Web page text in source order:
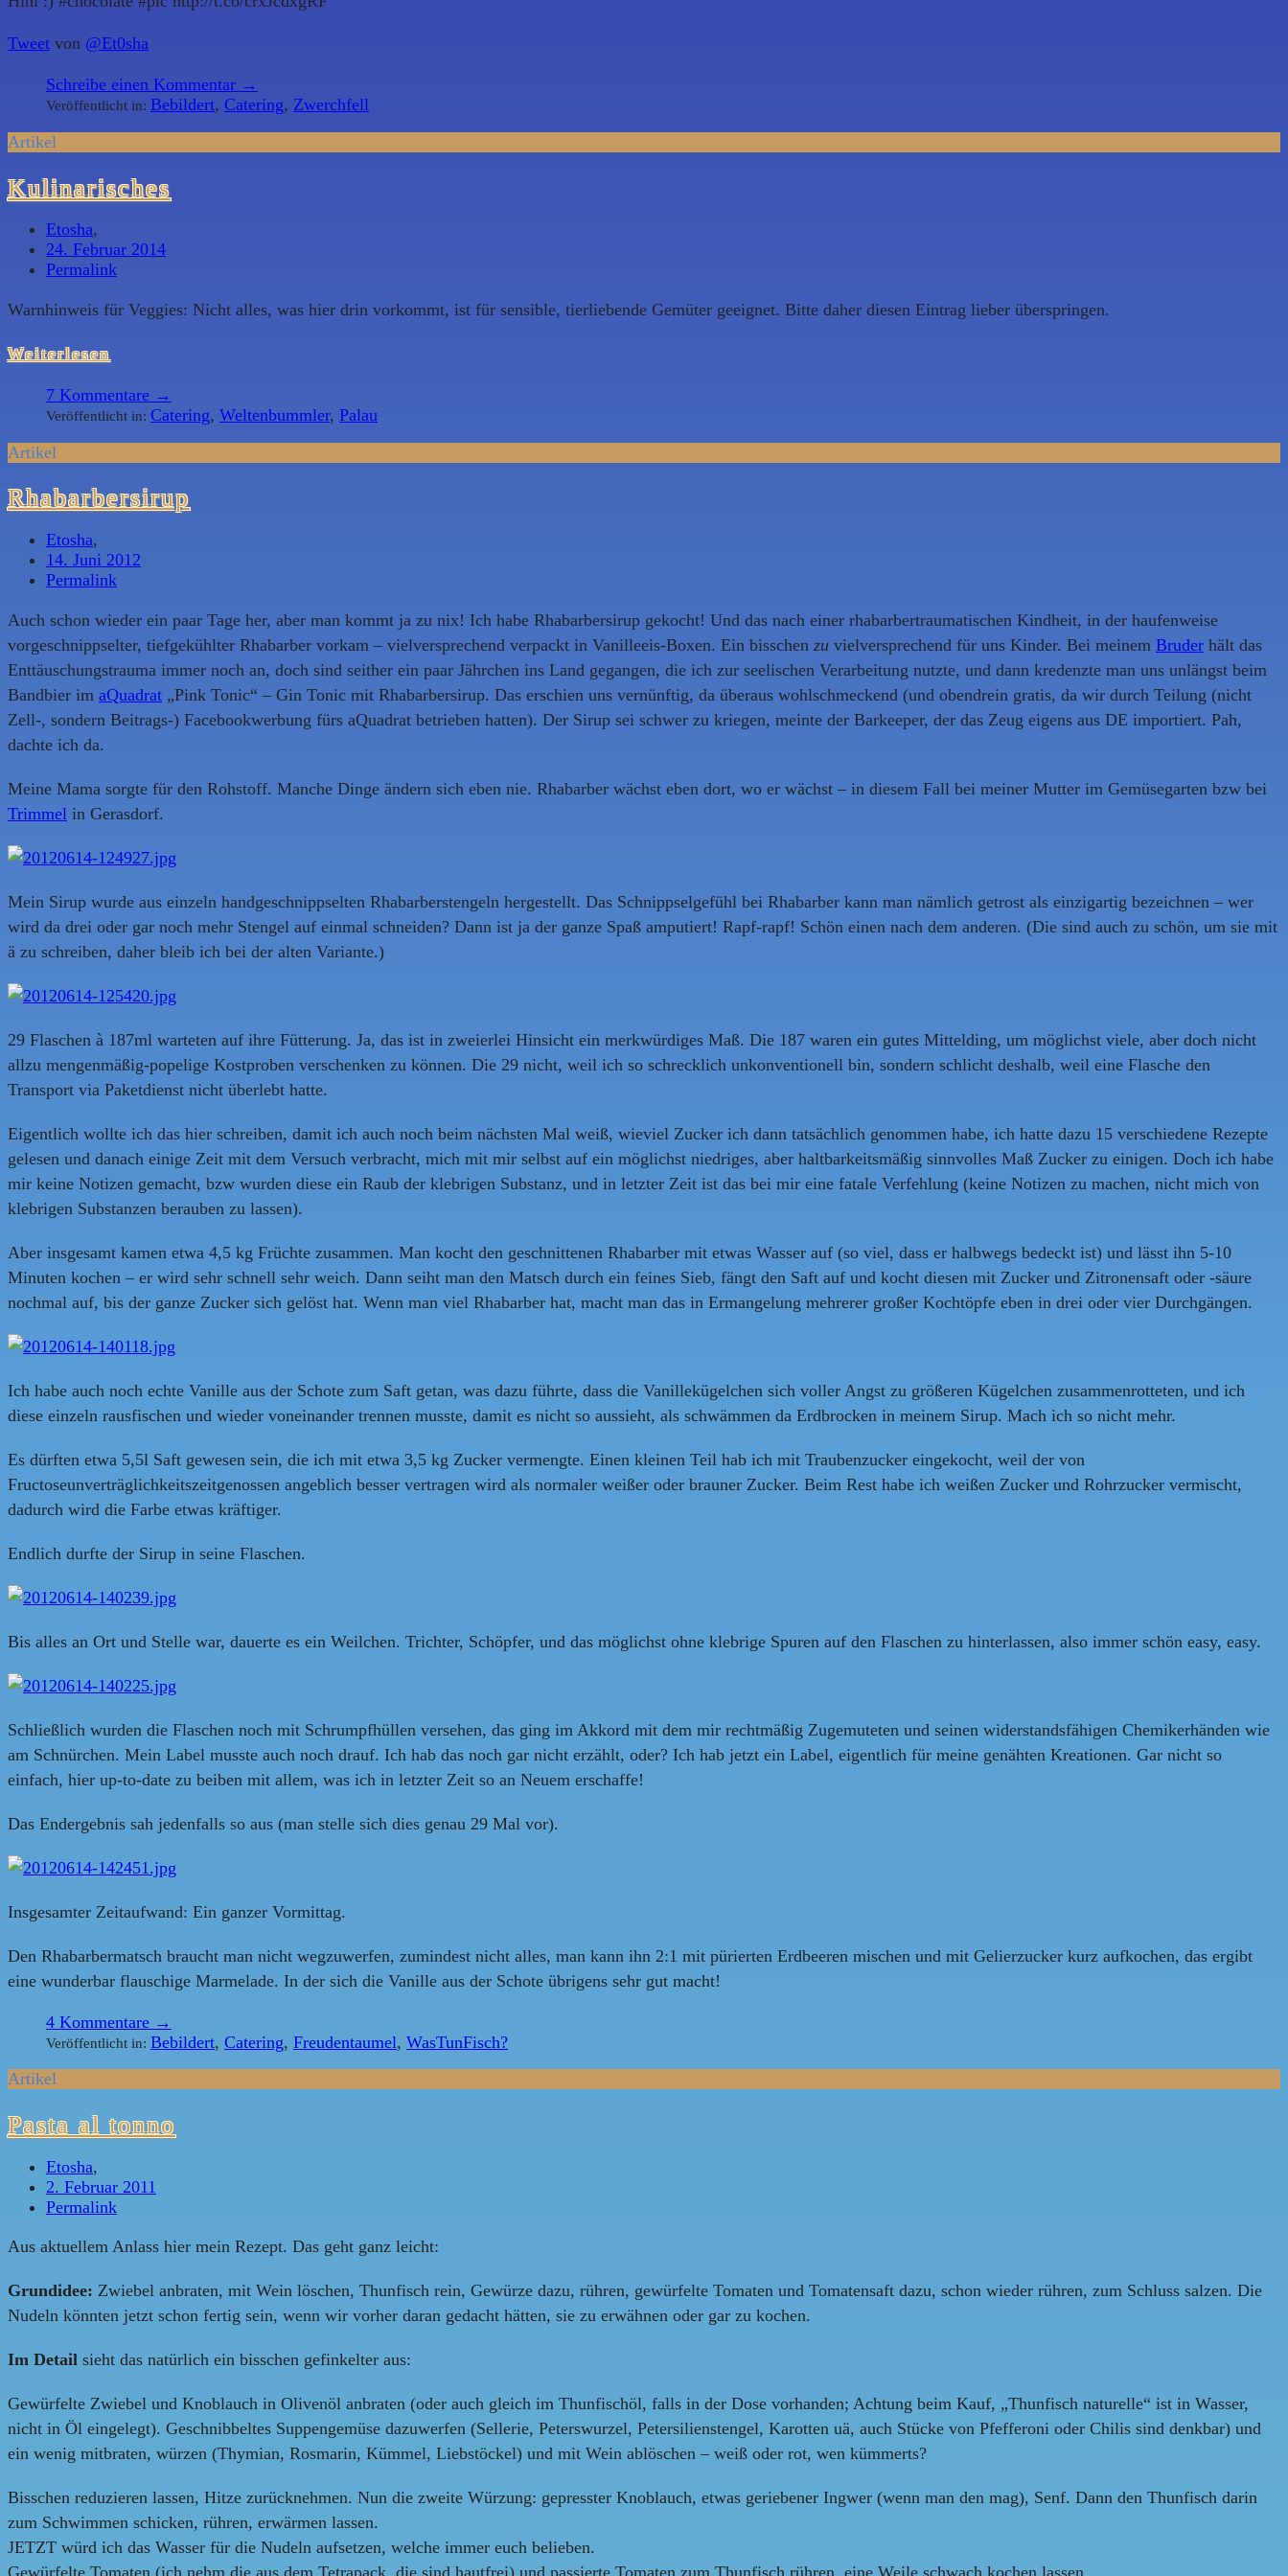
Tweet von @Et0sha
Schreibe einen Kommentar →
Veröffentlicht in: Bebildert, Catering, Zwerchfell
Artikel
Kulinarisches
Etosha,
24. Februar 2014
Permalink
Warnhinweis für Veggies: Nicht alles, was hier drin vorkommt, ist für sensible, tierliebende Gemüter geeignet. Bitte daher diesen Eintrag lieber überspringen.
Weiterlesen
7 Kommentare →
Veröffentlicht in: Catering, Weltenbummler, Palau
Artikel
Rhabarbersirup
Etosha,
14. Juni 2012
Permalink
Auch schon wieder ein paar Tage her, aber man kommt ja zu nix! Ich habe Rhabarbersirup gekocht! Und das nach einer rhabarbertraumatischen Kindheit, in der haufenweise
vorgeschnippselter, tiefgekühlter Rhabarber vorkam – vielversprechend verpackt in Vanilleeis-Boxen. Ein bisschen zu vielversprechend für uns Kinder. Bei meinem Bruder hält das
Enttäuschungstrauma immer noch an, doch sind seither ein paar Jährchen ins Land gegangen, die ich zur seelischen Verarbeitung nutzte, und dann kredenzte man uns unlängst beim
Bandbier im aQuadrat „Pink Tonic“ – Gin Tonic mit Rhabarbersirup. Das erschien uns vernünftig, da überaus wohlschmeckend (und obendrein gratis, da wir durch Teilung (nicht
Zell-, sondern Beitrags-) Facebookwerbung fürs aQuadrat betrieben hatten). Der Sirup sei schwer zu kriegen, meinte der Barkeeper, der das Zeug eigens aus DE importiert. Pah,
dachte ich da.
Meine Mama sorgte für den Rohstoff. Manche Dinge ändern sich eben nie. Rhabarber wächst eben dort, wo er wächst – in diesem Fall bei meiner Mutter im Gemüsegarten bzw bei
Trimmel in Gerasdorf.
Mein Sirup wurde aus einzeln handgeschnippselten Rhabarberstengeln hergestellt. Das Schnippselgefühl bei Rhabarber kann man nämlich getrost als einzigartig bezeichnen – wer
wird da drei oder gar noch mehr Stengel auf einmal schneiden? Dann ist ja der ganze Spaß amputiert! Rapf-rapf! Schön einen nach dem anderen. (Die sind auch zu schön, um sie mit
ä zu schreiben, daher bleib ich bei der alten Variante.)
29 Flaschen à 187ml warteten auf ihre Fütterung. Ja, das ist in zweierlei Hinsicht ein merkwürdiges Maß. Die 187 waren ein gutes Mittelding, um möglichst viele, aber doch nicht
allzu mengenmäßig-popelige Kostproben verschenken zu können. Die 29 nicht, weil ich so schrecklich unkonventionell bin, sondern schlicht deshalb, weil eine Flasche den
Transport via Paketdienst nicht überlebt hatte.
Eigentlich wollte ich das hier schreiben, damit ich auch noch beim nächsten Mal weiß, wieviel Zucker ich dann tatsächlich genommen habe, ich hatte dazu 15 verschiedene Rezepte
gelesen und danach einige Zeit mit dem Versuch verbracht, mich mit mir selbst auf ein möglichst niedriges, aber haltbarkeitsmäßig sinnvolles Maß Zucker zu einigen. Doch ich habe
mir keine Notizen gemacht, bzw wurden diese ein Raub der klebrigen Substanz, und in letzter Zeit ist das bei mir eine fatale Verfehlung (keine Notizen zu machen, nicht mich von
klebrigen Substanzen berauben zu lassen).
Aber insgesamt kamen etwa 4,5 kg Früchte zusammen. Man kocht den geschnittenen Rhabarber mit etwas Wasser auf (so viel, dass er halbwegs bedeckt ist) und lässt ihn 5-10
Minuten kochen – er wird sehr schnell sehr weich. Dann seiht man den Matsch durch ein feines Sieb, fängt den Saft auf und kocht diesen mit Zucker und Zitronensaft oder -säure
nochmal auf, bis der ganze Zucker sich gelöst hat. Wenn man viel Rhabarber hat, macht man das in Ermangelung mehrerer großer Kochtöpfe eben in drei oder vier Durchgängen.
Ich habe auch noch echte Vanille aus der Schote zum Saft getan, was dazu führte, dass die Vanillekügelchen sich voller Angst zu größeren Kügelchen zusammenrotteten, und ich
diese einzeln rausfischen und wieder voneinander trennen musste, damit es nicht so aussieht, als schwämmen da Erdbrocken in meinem Sirup. Mach ich so nicht mehr.
Es dürften etwa 5,5l Saft gewesen sein, die ich mit etwa 3,5 kg Zucker vermengte. Einen kleinen Teil hab ich mit Traubenzucker eingekocht, weil der von
Fructoseunverträglichkeitszeitgenossen angeblich besser vertragen wird als normaler weißer oder brauner Zucker. Beim Rest habe ich weißen Zucker und Rohrzucker vermischt,
dadurch wird die Farbe etwas kräftiger.
Endlich durfte der Sirup in seine Flaschen.
Bis alles an Ort und Stelle war, dauerte es ein Weilchen. Trichter, Schöpfer, und das möglichst ohne klebrige Spuren auf den Flaschen zu hinterlassen, also immer schön easy, easy.
Schließlich wurden die Flaschen noch mit Schrumpfhüllen versehen, das ging im Akkord mit dem mir rechtmäßig Zugemuteten und seinen widerstandsfähigen Chemikerhänden wie
am Schnürchen. Mein Label musste auch noch drauf. Ich hab das noch gar nicht erzählt, oder? Ich hab jetzt ein Label, eigentlich für meine genähten Kreationen. Gar nicht so
einfach, hier up-to-date zu beiben mit allem, was ich in letzter Zeit so an Neuem erschaffe!
Das Endergebnis sah jedenfalls so aus (man stelle sich dies genau 29 Mal vor).
Insgesamter Zeitaufwand: Ein ganzer Vormittag.
Den Rhabarbermatsch braucht man nicht wegzuwerfen, zumindest nicht alles, man kann ihn 2:1 mit pürierten Erdbeeren mischen und mit Gelierzucker kurz aufkochen, das ergibt
eine wunderbar flauschige Marmelade. In der sich die Vanille aus der Schote übrigens sehr gut macht!
4 Kommentare →
Veröffentlicht in: Bebildert, Catering, Freudentaumel, WasTunFisch?
Artikel
Pasta al tonno
Etosha,
2. Februar 2011
Permalink
Aus aktuellem Anlass hier mein Rezept. Das geht ganz leicht:
Grundidee: Zwiebel anbraten, mit Wein löschen, Thunfisch rein, Gewürze dazu, rühren, gewürfelte Tomaten und Tomatensaft dazu, schon wieder rühren, zum Schluss salzen. Die
Nudeln könnten jetzt schon fertig sein, wenn wir vorher daran gedacht hätten, sie zu erwähnen oder gar zu kochen.
Im Detail sieht das natürlich ein bisschen gefinkelter aus:
Gewürfelte Zwiebel und Knoblauch in Olivenöl anbraten (oder auch gleich im Thunfischöl, falls in der Dose vorhanden; Achtung beim Kauf, „Thunfisch naturelle“ ist in Wasser,
nicht in Öl eingelegt). Geschnibbeltes Suppengemüse dazuwerfen (Sellerie, Peterswurzel, Petersilienstengel, Karotten uä, auch Stücke von Pfefferoni oder Chilis sind denkbar) und
ein wenig mitbraten, würzen (Thymian, Rosmarin, Kümmel, Liebstöckel) und mit Wein ablöschen – weiß oder rot, wen kümmerts?
Bisschen reduzieren lassen, Hitze zurücknehmen. Nun die zweite Würzung: gepresster Knoblauch, etwas geriebener Ingwer (wenn man den mag), Senf. Dann den Thunfisch darin
zum Schwimmen schicken, rühren, erwärmen lassen.
JETZT würd ich das Wasser für die Nudeln aufsetzen, welche immer euch belieben.